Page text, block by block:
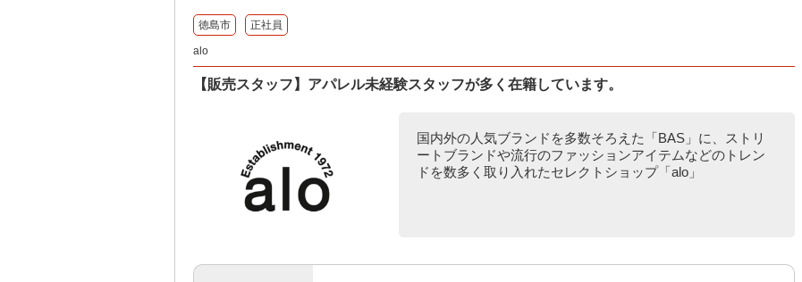
徳島市 正社員
alo
【販売スタッフ】アパレル未経験スタッフが多く在籍しています。
国内外の人気ブランドを多数そろえた「BAS」に、ストリ
ートブランドや流行のファッションアイテムなどのトレン
ドを数多く取り入れたセレクトショップ「alo」